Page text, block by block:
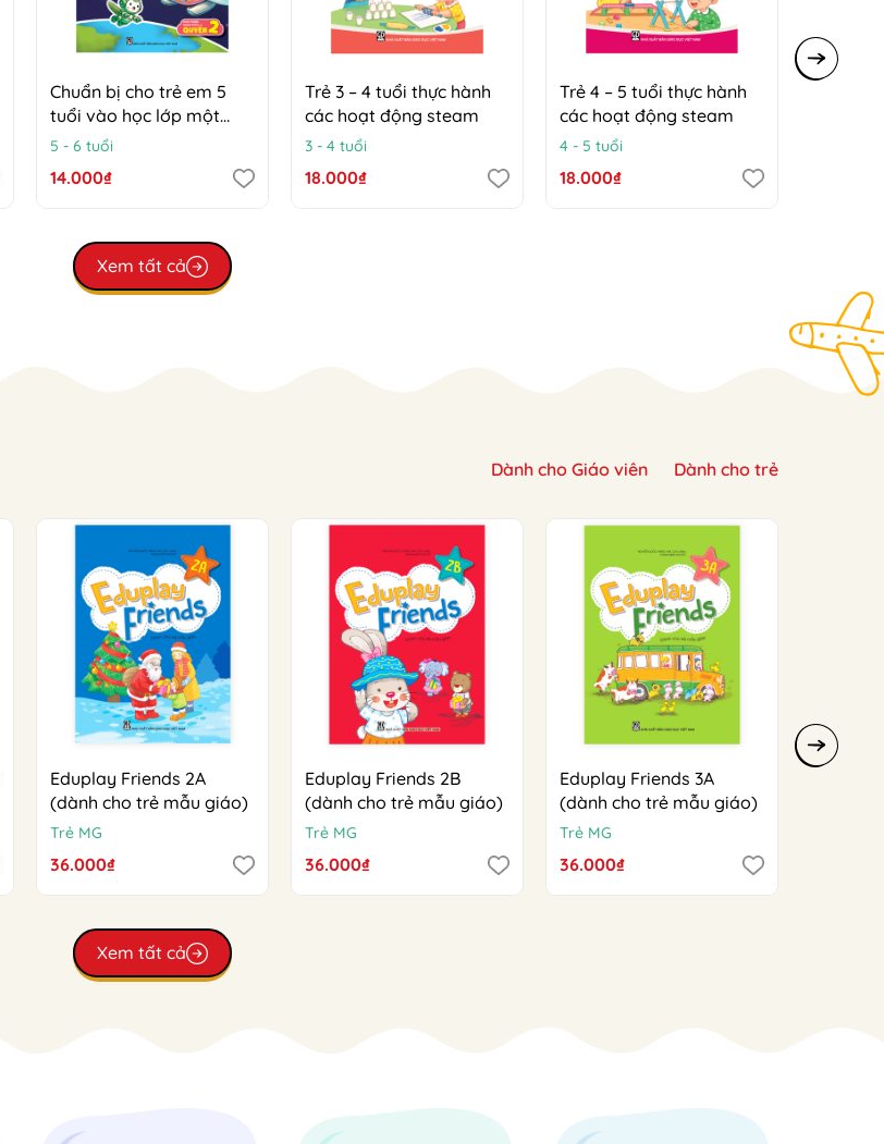
Chuẩn bị cho trẻ em 5
tuổi vào học lớp một
(Đáp ứng yêu cầu liên
thông chương trình giáo
dục phổ thông 2018) –
giúp bé khám phá và
tiếp cận công nghệ (Trẻ
5 - 6 tuổi
14.000₫
Trẻ 3 – 4 tuổi thực hành
các hoạt động steam
3 - 4 tuổi
18.000₫
Trẻ 4 – 5 tuổi thực hành
các hoạt động steam
4 - 5 tuổi
18.000₫
Xem tất cả
Dành cho Giáo viên Dành cho trẻ
Eduplay Friends 2A
(dành cho trẻ mẫu giáo)
Trẻ MG
36.000₫
Eduplay Friends 2B
(dành cho trẻ mẫu giáo)
Trẻ MG
36.000₫
Eduplay Friends 3A
(dành cho trẻ mẫu giáo)
Trẻ MG
36.000₫
Xem tất cả